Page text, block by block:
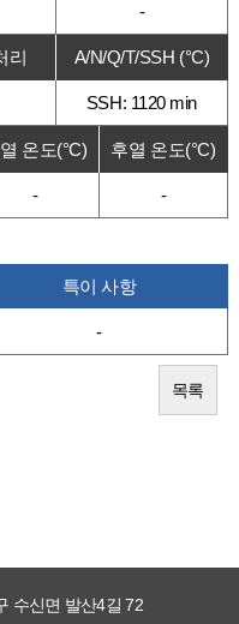
-
리 A/N/Q/T/SSH (°C)
SSH: 1120 min
온도(°C) 후열 온도(°C)
- -
특이 사항
-
목록
수신면 발산4길 72